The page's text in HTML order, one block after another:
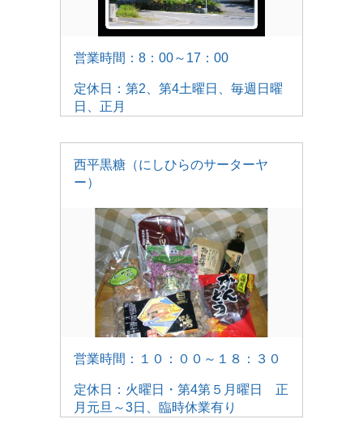
営業時間：8：00～17：00
定休日：第2、第4土曜日、毎週日曜
日、正月
西平黒糖（にしひらのサーターヤ
ー）
営業時間：１０：００～１８：３０
定休日：火曜日・第4第５月曜日 正
月元旦～3日、臨時休業有り